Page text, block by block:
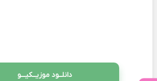
دانلــود موزیــکیـــو